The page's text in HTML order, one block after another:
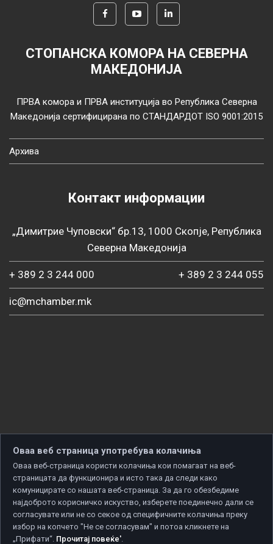
СТОПАНСКА КОМОРА НА СЕВЕРНА
МАКЕДОНИЈА
ПРВА комора и ПРВА институција во Република Северна
Македонија сертифицирана по СТАНДАРДОТ ISO 9001:2015
Архива
Контакт информации
„Димитрие Чуповски“ бр.13, 1000 Скопје, Република
Северна Македонија
+ 389 2 3 244 000 + 389 2 3 244 055
ic@mchamber.mk
Copyright © 2026 Developed by
Оваа веб страница употребува колачиња
Оваа веб-страница користи колачиња кои помагаат на веб-
страницата да функционира и исто така да следи како
комуницирате со нашата веб-страница. За да го обезбедиме
најдоброто корисничко искуство, изберете поединечно дали се
согласувате или не со секое од специфичните колачиња преку
избор на копчето "Не се согласувам" и потоа кликнете на
„Прифати“. Прочитај повеќе'.